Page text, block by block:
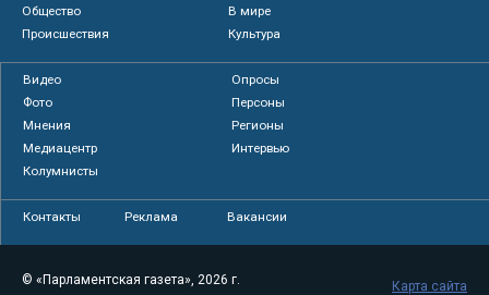
Общество
В мире
Происшествия
Культура
Видео
Опросы
Фото
Персоны
Мнения
Регионы
Медиацентр
Интервью
Колумнисты
Контакты Реклама Вакансии
© «Парламентская газета», 2026 г.
Карта сайта